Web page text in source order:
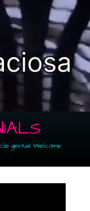
gestual Welcome